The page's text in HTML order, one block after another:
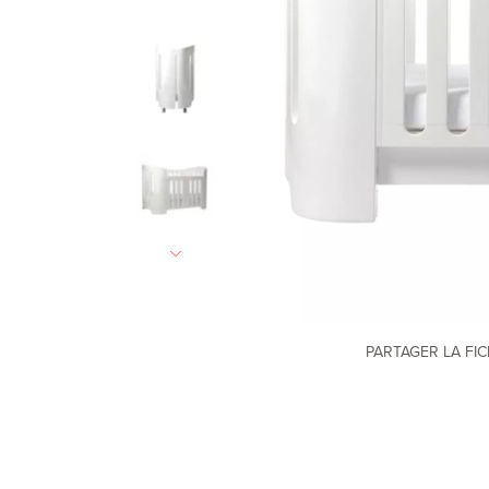
PARTAGER LA